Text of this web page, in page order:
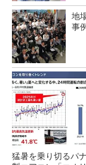
地
事
猛暑を乗り切るパ